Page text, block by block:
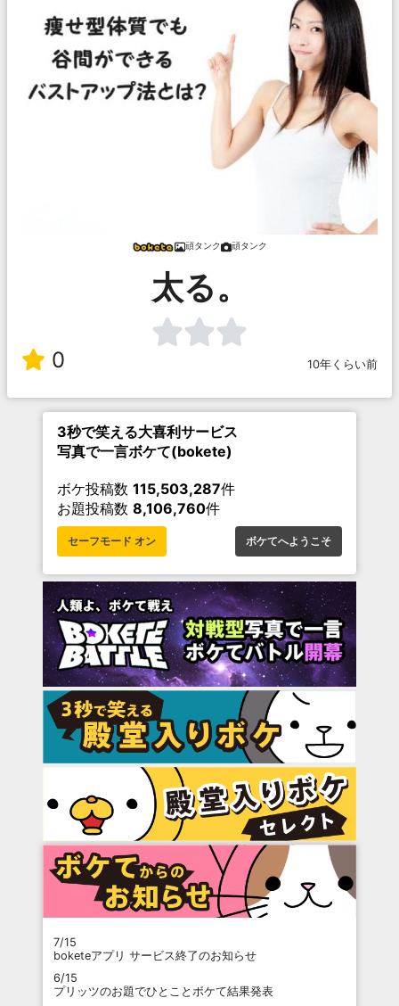
頑タンク 頑タンク
太る。
0 10年くらい前
3秒で笑える大喜利サービス
写真で一言ボケて(bokete)
ボケ投稿数 115,503,287件
お題投稿数 8,106,760件
セーフモード オン ボケてへようこそ
7/15
boketeアプリ サービス終了のお知らせ
6/15
プリッツのお題でひとことボケて結果発表